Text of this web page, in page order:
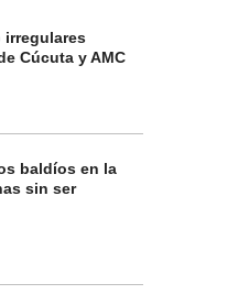
irregulares
Cúcuta y AMC
baldíos en la
sin ser